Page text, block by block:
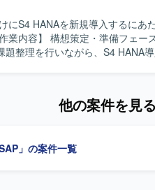
にS4 HANAを新規導入するに
題整理を行いながら、S4 HANA
他の案件を見る
SAP」の案件一覧